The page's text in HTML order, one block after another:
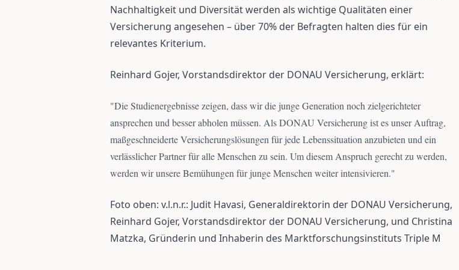
Nachhaltigkeit und Diversität werden als wichtige Qualitäten einer
Versicherung angesehen – über 70% der Befragten halten dies für ein
relevantes Kriterium.
Reinhard Gojer, Vorstandsdirektor der DONAU Versicherung, erklärt:
"Die Studienergebnisse zeigen, dass wir die junge Generation noch zielgerichteter
ansprechen und besser abholen müssen. Als DONAU Versicherung ist es unser Auftrag,
maßgeschneiderte Versicherungslösungen für jede Lebenssituation anzubieten und ein
verlässlicher Partner für alle Menschen zu sein. Um diesem Anspruch gerecht zu werden,
werden wir unsere Bemühungen für junge Menschen weiter intensivieren."
Foto oben: v.l.n.r.: Judit Havasi, Generaldirektorin der DONAU Versicherung,
Reinhard Gojer, Vorstandsdirektor der DONAU Versicherung, und Christina
Matzka, Gründerin und Inhaberin des Marktforschungsinstituts Triple M